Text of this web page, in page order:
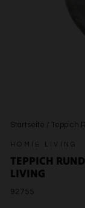
Startseite / Teppich
HOMIE LIVING
TEPPICH
LIVING
92755